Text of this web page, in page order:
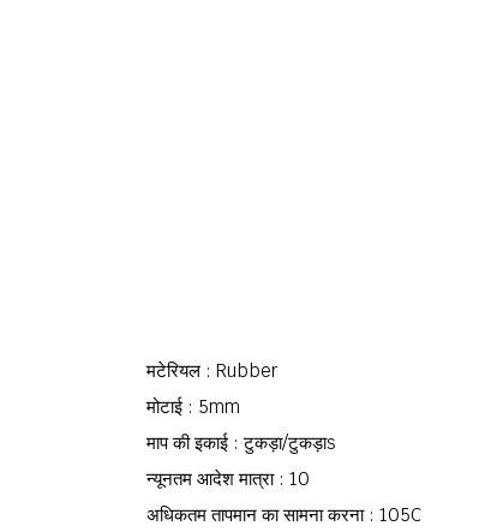
मटेरियल : Rubber
मोटाई : 5mm
माप की इकाई : टुकड़ा/टुकड़ाs
न्यूनतम आदेश मात्रा : 10
अधिकतम तापमान का सामना करना : 105C